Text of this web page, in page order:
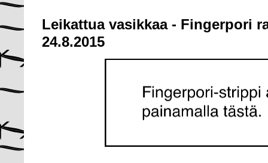
Leikattua vasikkaa - Fingerpori
24.8.2015